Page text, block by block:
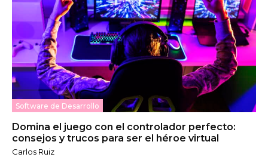
Software de Desarrollo
Domina el juego con el controlador perfecto:
consejos y trucos para ser el héroe virtual
Carlos Ruiz